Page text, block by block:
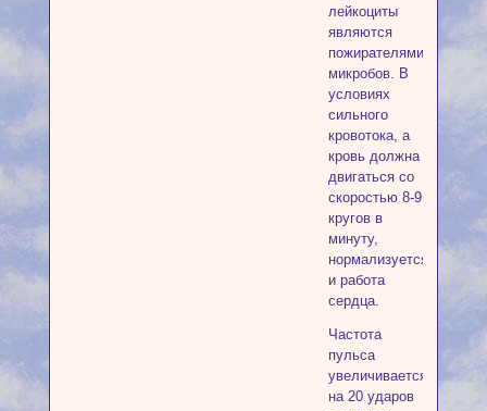
лейкоциты
являются
пожирателями
микробов. В
условиях
сильного
кровотока, а
кровь должна
двигаться со
скоростью 8-9
кругов в
минуту,
нормализуется
и работа
сердца.
Частота
пульса
увеличивается
на 20 ударов